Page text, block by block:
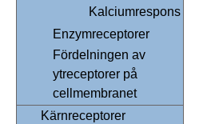
Kalciumrespons
Enzymreceptorer
Fördelningen av
ytreceptorer på
cellmembranet
Kärnreceptorer